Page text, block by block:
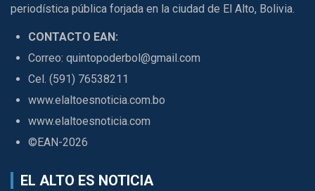
periodística pública forjada en la ciudad de El Alto, Bolivia.
CONTACTO EAN:
Correo: quintopoderbol@gmail.com
Cel. (591) 76538211
www.elaltoesnoticia.com.bo
www.elaltoesnoticia.com
©EAN-2026
EL ALTO ES NOTICIA